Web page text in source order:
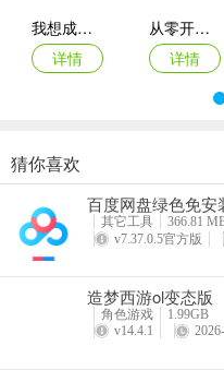
位伙伴们备好车票、共赴奇旅
银鬃铁卫，处事慵懒的云骑将
伙伴们携手对抗「星核」危机
也别忘记通过短信聊天增进友
崩坏星穹铁道苹果版角色
「三月七」这个名字嘛，是用
哎呀，说这干嘛，扫兴。
我想成为影之强者国际服最新版本
详情
从零开始：结束
详情
原始传奇oppo版登录器
详情
梦幻西游ios版
详情
猜你喜欢
百度网盘绿色免安
其它工具
366.81
v7.37.0.5官方版
造梦西游ol变态版
角色游戏
1.99GB
v14.4.1